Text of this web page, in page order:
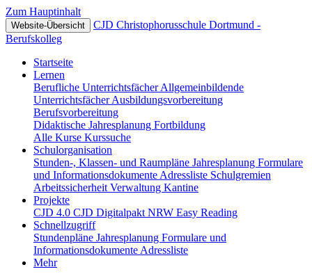
Zum Hauptinhalt
Website-Übersicht
CJD Christophorusschule Dortmund -
Berufskolleg
Startseite
Lernen
Berufliche UnterrichtsfächerAllgemeinbildende
UnterrichtsfächerAusbildungsvorbereitung
Berufsvorbereitung
Didaktische Jahresplanung Fortbildung
Alle Kurse Kurssuche
Schulorganisation
Stunden-, Klassen- und Raumpläne Jahresplanung Formulare
und Informationsdokumente Adressliste Schulgremien
Arbeitssicherheit Verwaltung Kantine
Projekte
CJD 4.0 CJD Digitalpakt NRW Easy Reading
Schnellzugriff
Stundenpläne Jahresplanung Formulare und
Informationsdokumente Adressliste
Mehr